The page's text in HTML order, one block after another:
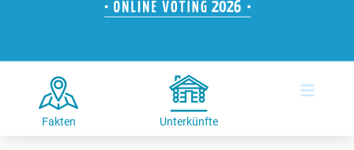
Radtouren am See
Kitesurfen
Kanu- & Kajaktouren
Badeseen in Deutschland
Urlaub an der Küste
Unterkünfte
Hotels am See
Ferienwohnungen
Camping am See
Top-Hotels
Top-Hotel Empfehlungen
Seen in Deutschland
Seen in Europa
Strandbad-Verzeichnis
Fakten Unterkünfte
≡